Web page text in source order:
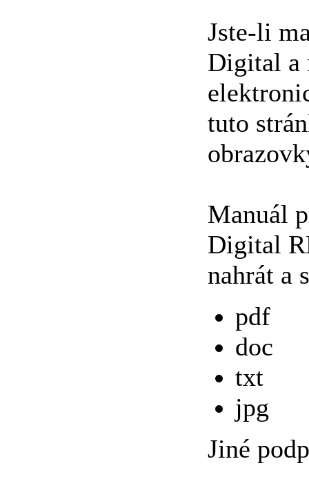
Jste-li
Digital a
tuto
Manuál
Digital
nahrát a
pdf
doc
txt
jpg
Jiné